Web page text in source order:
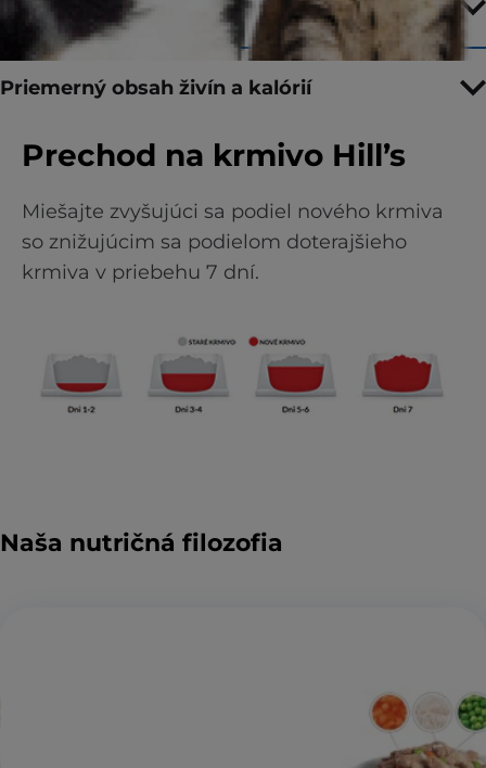
Kľúčové vlastnosti
Priemerný obsah živín a kalórií
Prechod na krmivo Hill’s
Miešajte zvyšujúci sa podiel nového krmiva
so znižujúcim sa podielom doterajšieho
krmiva v priebehu 7 dní.
Naša nutričná filozofia